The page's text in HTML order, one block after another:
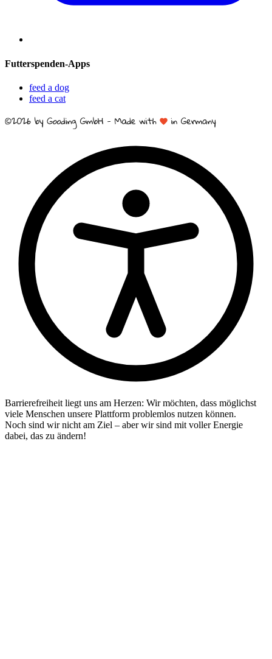
Futterspenden-Apps
feed a dog
feed a cat
Barrierefreiheit liegt uns am Herzen: Wir möchten, dass möglichst
viele Menschen unsere Plattform problemlos nutzen können.
Noch sind wir nicht am Ziel – aber wir sind mit voller Energie
dabei, das zu ändern!